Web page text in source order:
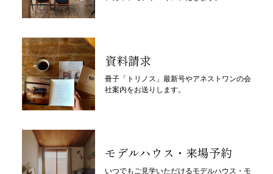
資料請求
冊子「トリノス」最新号やアネストワンの会
社案内をお送りします。
モデルハウス・来場予約
いつでもご見学いただけるモデルハウス・モ